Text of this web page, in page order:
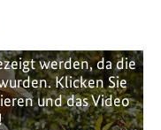
werden, da die
Klicken Sie
und das Video